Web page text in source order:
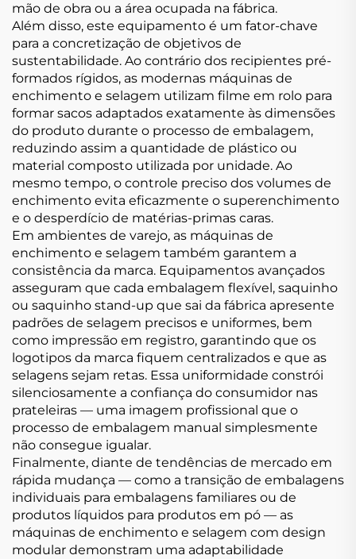
mão de obra ou a área ocupada na fábrica.
Além disso, este equipamento é um fator-chave
para a concretização de objetivos de
sustentabilidade. Ao contrário dos recipientes pré-
formados rígidos, as modernas máquinas de
enchimento e selagem utilizam filme em rolo para
formar sacos adaptados exatamente às dimensões
do produto durante o processo de embalagem,
reduzindo assim a quantidade de plástico ou
material composto utilizada por unidade. Ao
mesmo tempo, o controle preciso dos volumes de
enchimento evita eficazmente o superenchimento
e o desperdício de matérias-primas caras.
Em ambientes de varejo, as máquinas de
enchimento e selagem também garantem a
consistência da marca. Equipamentos avançados
asseguram que cada embalagem flexível, saquinho
ou saquinho stand-up que sai da fábrica apresente
padrões de selagem precisos e uniformes, bem
como impressão em registro, garantindo que os
logotipos da marca fiquem centralizados e que as
selagens sejam retas. Essa uniformidade constrói
silenciosamente a confiança do consumidor nas
prateleiras — uma imagem profissional que o
processo de embalagem manual simplesmente
não consegue igualar.
Finalmente, diante de tendências de mercado em
rápida mudança — como a transição de embalagens
individuais para embalagens familiares ou de
produtos líquidos para produtos em pó — as
máquinas de enchimento e selagem com design
modular demonstram uma adaptabilidade